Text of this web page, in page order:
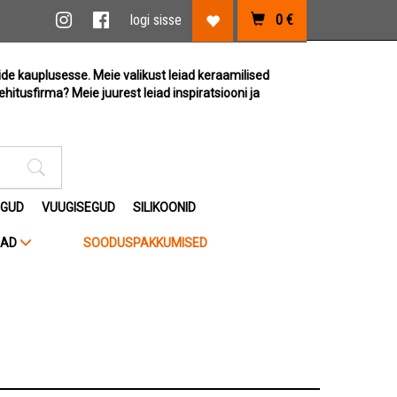
0 €
Lemmikute link
logi sisse
Facebook link
Instagram link
kauplusesse. Meie valikust leiad keraamilised
Meie juurest leiad inspiratsiooni ja
VUUGISEGUD SILIKOONID
SOODUSPAKKUMISED